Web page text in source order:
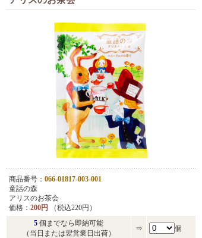
商品番号： 066-01817-003-001
童話の森
アリスのお茶会
価格： 200円
（税込220円）
5 個までなら即納可能
（当日または翌営業日出荷）
⇒ 個